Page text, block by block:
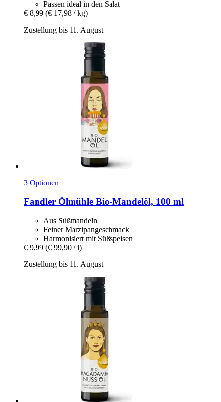
Passen ideal in den Salat
€ 8,99 (€ 17,98 / kg)
Zustellung bis 11. August
3 Optionen
Fandler Ölmühle Bio-​Mandelöl, 100 ml
Aus Süßmandeln
Feiner Marzipangeschmack
Harmonisiert mit Süßspeisen
€ 9,99 (€ 99,90 / l)
Zustellung bis 11. August